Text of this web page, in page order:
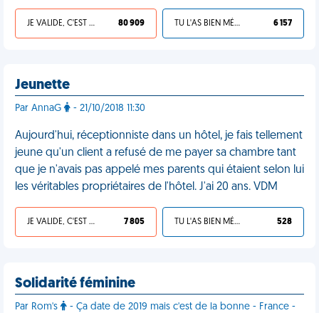
JE VALIDE, C'EST UNE VDM 80 909 TU L'AS BIEN MÉRITÉ 6 157
Jeunette
Par AnnaG - 21/10/2018 11:30
Aujourd'hui, réceptionniste dans un hôtel, je fais tellement
jeune qu'un client a refusé de me payer sa chambre tant
que je n'avais pas appelé mes parents qui étaient selon lui
les véritables propriétaires de l'hôtel. J'ai 20 ans. VDM
JE VALIDE, C'EST UNE VDM 7 805 TU L'AS BIEN MÉRITÉ 528
Solidarité féminine
Par Rom's
- Ça date de 2019 mais c'est de la bonne - France -